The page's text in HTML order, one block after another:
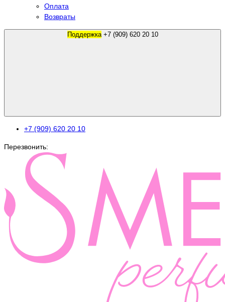
Оплата
Возвраты
Поддержка +7 (909) 620 20 10
+7 (909) 620 20 10
Перезвонить: